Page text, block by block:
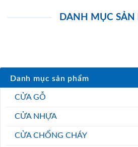
DANH MỤC SẢN
Danh mục sản phẩm
CỬA GỖ
CỬA NHỰA
CỬA CHỐNG CHÁY